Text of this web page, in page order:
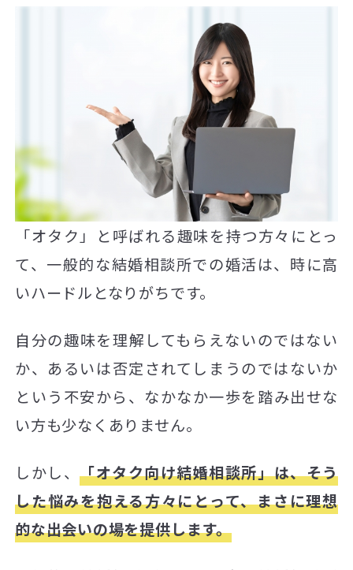
「オタク」と呼ばれる趣味を持つ方々にとっ
て、一般的な結婚相談所での婚活は、時に高
いハードルとなりがちです。
自分の趣味を理解してもらえないのではない
か、あるいは否定されてしまうのではないか
という不安から、なかなか一歩を踏み出せな
い方も少なくありません。
しかし、「オタク向け結婚相談所」は、そう
した悩みを抱える方々にとって、まさに理想
的な出会いの場を提供します。